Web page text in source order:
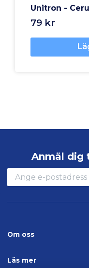
Unitron -
79 kr
Anmäl dig
Om oss
Läs mer